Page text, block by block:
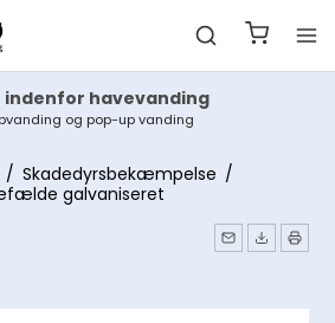
indenfor havevanding
og pop-up vanding
/ Skadedyrsbekæmpelse /
galvaniseret